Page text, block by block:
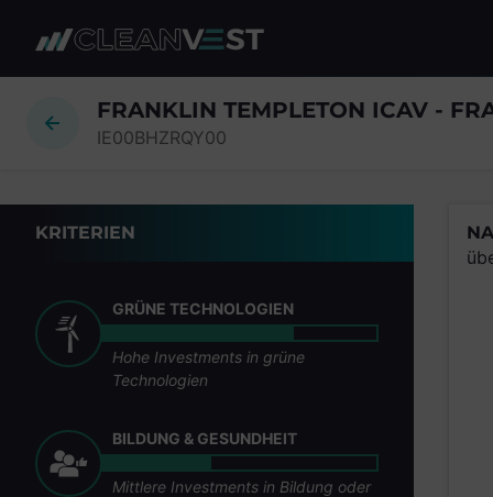
FRANKLIN TEMPLETON ICAV -
IE00BHZRQY00
KRITERIEN
GRÜNE TECHNOLOGIEN
Hohe Investments in grüne
Technologien
BILDUNG & GESUNDHEIT
Mittlere Investments in Bildung oder